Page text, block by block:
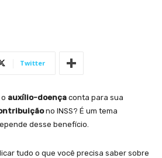
Twitter
auxílio-doença conta para sua
no INSS? É um tema
desse benefício.
tudo o que você precisa saber sobre